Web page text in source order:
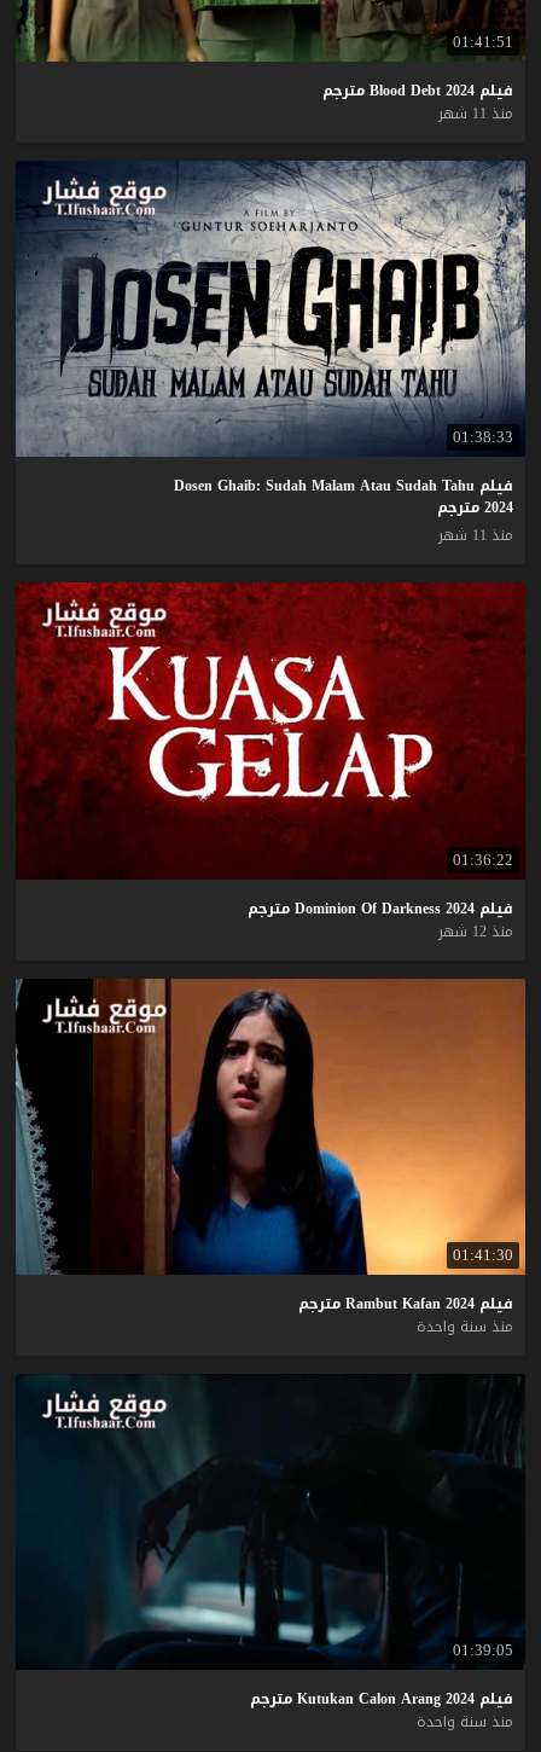
01:41:51
فيلم Blood Debt 2024
مترجم
منذ 11 شهر
01:38:33
فيلم Dosen Ghaib: Sudah Malam Atau Sudah Tahu
2024 مترجم
منذ 11 شهر
01:36:22
فيلم Dominion Of Darkness 2024
مترجم
منذ 12 شهر
01:41:30
فيلم Rambut Kafan 2024
مترجم
منذ سنة واحدة
01:39:05
فيلم Kutukan Calon Arang 2024
مترجم
منذ سنة واحدة